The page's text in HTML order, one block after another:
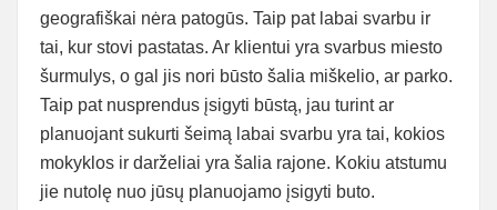
geografiškai nėra patogūs. Taip pat labai svarbu ir
tai, kur stovi pastatas. Ar klientui yra svarbus miesto
šurmulys, o gal jis nori būsto šalia miškelio, ar parko.
Taip pat nusprendus įsigyti būstą, jau turint ar
planuojant sukurti šeimą labai svarbu yra tai, kokios
mokyklos ir darželiai yra šalia rajone. Kokiu atstumu
jie nutolę nuo jūsų planuojamo įsigyti buto.